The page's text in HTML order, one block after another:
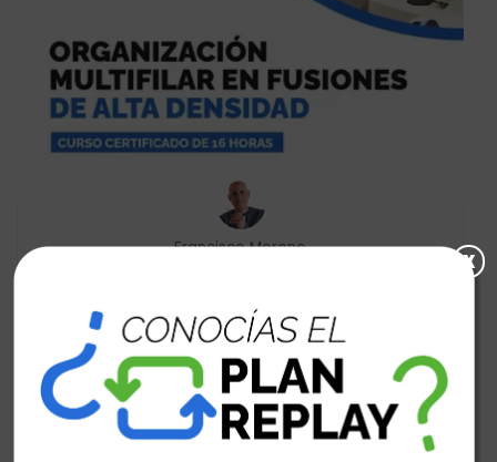
Francisco Moreno
Densidad
0 0 $300.00
x